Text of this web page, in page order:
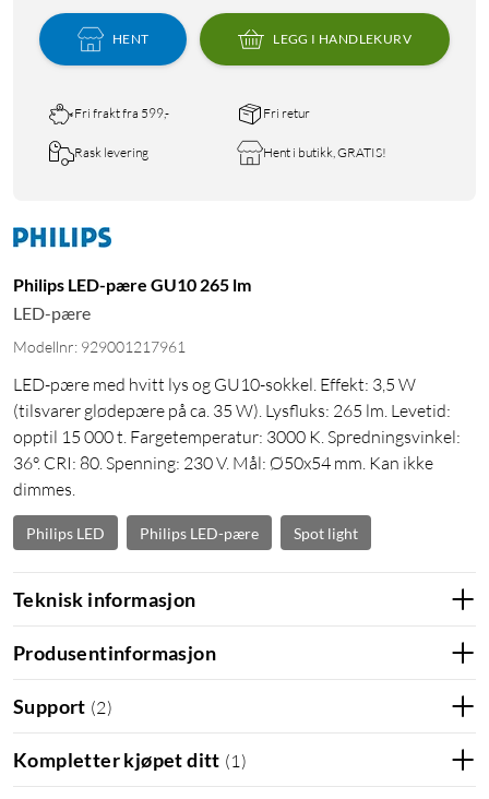
HENT LEGG I HANDLEKURV
Fri frakt fra 599,- Fri retur
Rask levering Hent i butikk, GRATIS!
Philips LED-pære GU10 265 lm
LED-pære
Modellnr: 929001217961
LED-pære med hvitt lys og GU10-sokkel. Effekt: 3,5 W
(tilsvarer glødepære på ca. 35 W). Lysfluks: 265 lm. Levetid:
opptil 15 000 t. Fargetemperatur: 3000 K. Spredningsvinkel:
36°. CRI: 80. Spenning: 230 V. Mål: Ø50x54 mm. Kan ikke
dimmes.
Philips LED Philips LED-pære Spot light
Teknisk informasjon
Produsentinformasjon
Support (2)
Kompletter kjøpet ditt (1 )